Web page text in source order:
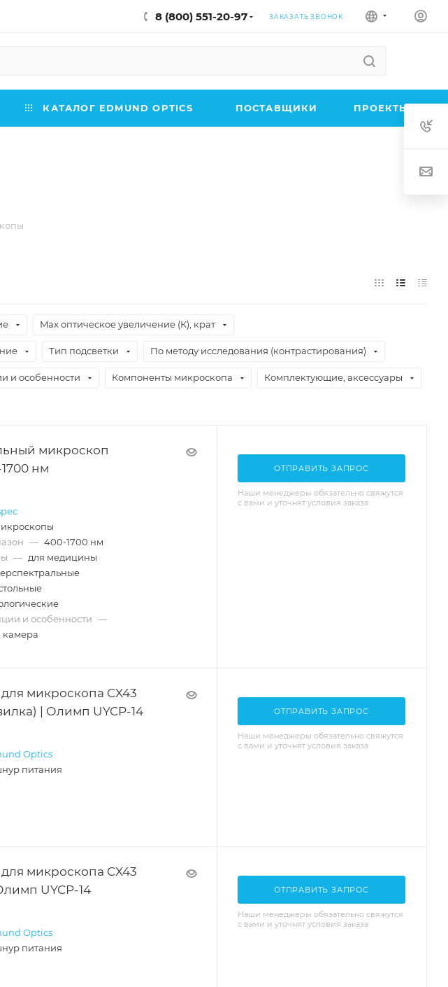
8 (800) 551-20-97 ЗАКАЗАТЬ ЗВОНОК
КАТАЛОГ EDMUND OPTICS ПОСТАВЩИКИ ПРОЕКТЫ
Max оптическое увеличение (К), крат
Тип подсветки По методу исследования (контрастирования)
и особенности Компоненты микроскопа Комплектующие, аксессуары
микроскоп
нм
— 400-1700 нм
— для медицины
и особенности —
камера
ОТПРАВИТЬ ЗАПРОС
Наши менеджеры обязательно свяжутся
с вами и уточнят условия заказа
микроскопа CX43
| Олимп UYCP-14
Optics
питания
ОТПРАВИТЬ ЗАПРОС
Наши менеджеры обязательно свяжутся
с вами и уточнят условия заказа
микроскопа CX43
UYCP-14
Optics
питания
ОТПРАВИТЬ ЗАПРОС
Наши менеджеры обязательно свяжутся
с вами и уточнят условия заказа